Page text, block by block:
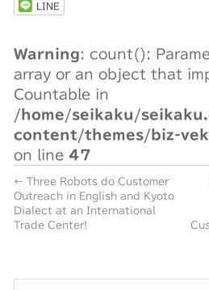
LINE
Warning: count():
array or an object that
Countable in
/home/seikaku/
content/themes/biz-
on line 47
← Three Robots do Customer
Outreach in English and Kyoto
Dialect at an International
Trade Center!